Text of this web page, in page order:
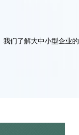
我们了解大中小型企业